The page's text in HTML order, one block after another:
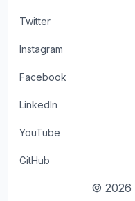
Twitter
Instagram
Facebook
LinkedIn
YouTube
GitHub
© 2026